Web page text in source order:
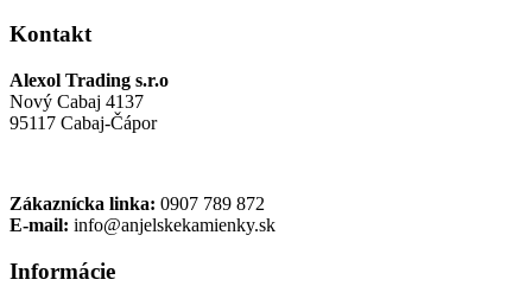
Kontakt
Alexol Trading s.r.o
Nový Cabaj 4137
95117 Cabaj-Čápor
Zákaznícka linka: 0907 789 872
E-mail: info@anjelskekamienky.sk
Informácie